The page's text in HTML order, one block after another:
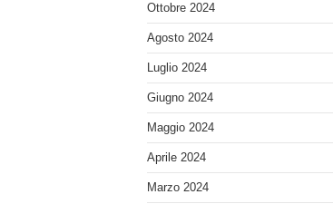
Ottobre 2024
Agosto 2024
Luglio 2024
Giugno 2024
Maggio 2024
Aprile 2024
Marzo 2024